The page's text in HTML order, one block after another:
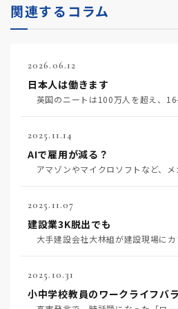
関連するコラム
2026.06.12
日本人は働きます
2025.11.14
AIで雇用が減る？
2025.11.07
建設業3K脱出でも
2025.10.31
小中学校教員のワークライフバ